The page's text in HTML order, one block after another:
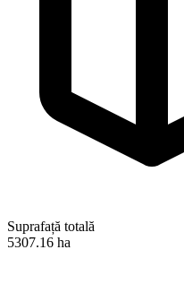
Suprafață totală
5307.16 ha